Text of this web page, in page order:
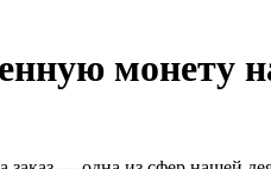
монету